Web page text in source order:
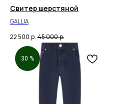
Свитер шерстяной
GALLIA
22 500 р. 45 000р.
30 %